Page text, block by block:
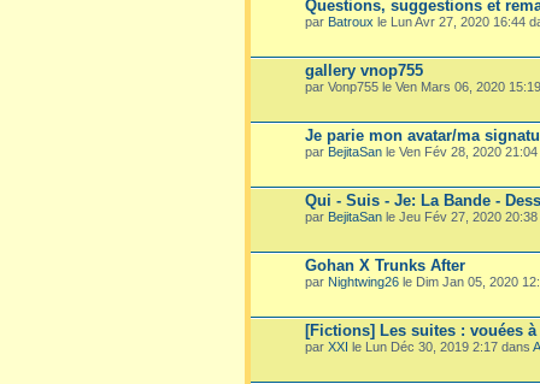
Questions, suggestions et
par Batroux le Lun Avr 27, 2020 16:44
gallery vnop755
par Vonp755 le Ven Mars 06, 2020
Je parie mon avatar/ma
par BejitaSan le Ven Fév 28, 2020
Qui - Suis - Je: La Bande -
par BejitaSan le Jeu Fév 27, 2020
Gohan X Trunks After
par Nightwing26 le Dim Jan 05, 2020
[Fictions] Les suites : vouées
par XXI le Lun Déc 30, 2019 2:17 dans